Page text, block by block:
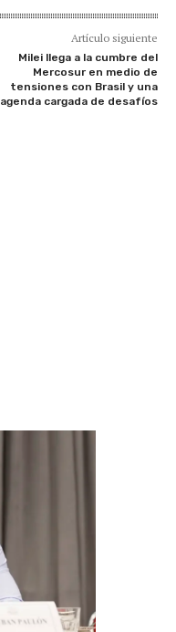
Artículo siguiente
Milei llega a la cumbre del
Mercosur en medio de
tensiones con Brasil y una
agenda cargada de desafíos